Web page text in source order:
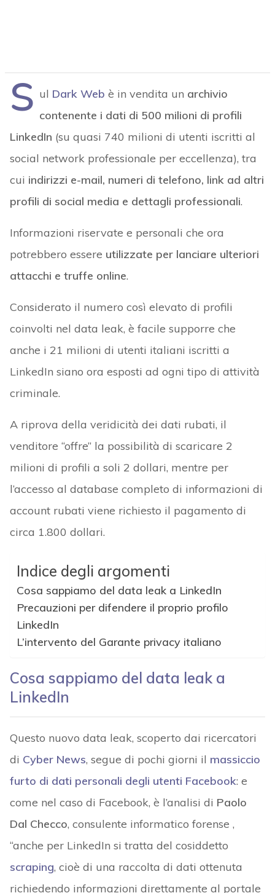
S ul Dark Web è in vendita un archivio
contenente i dati di 500 milioni di profili
LinkedIn (su quasi 740 milioni di utenti iscritti al
social network professionale per eccellenza), tra
cui indirizzi e-mail, numeri di telefono, link ad altri
profili di social media e dettagli professionali.
Informazioni riservate e personali che ora
potrebbero essere utilizzate per lanciare ulteriori
attacchi e truffe online.
Considerato il numero così elevato di profili
coinvolti nel data leak, è facile supporre che
anche i 21 milioni di utenti italiani iscritti a
LinkedIn siano ora esposti ad ogni tipo di attività
criminale.
A riprova della veridicità dei dati rubati, il
venditore “offre” la possibilità di scaricare 2
milioni di profili a soli 2 dollari, mentre per
l’accesso al database completo di informazioni di
account rubati viene richiesto il pagamento di
circa 1.800 dollari.
Indice degli argomenti
Cosa sappiamo del data leak a LinkedIn
Precauzioni per difendere il proprio profilo
LinkedIn
L’intervento del Garante privacy italiano
Cosa sappiamo del data leak a
LinkedIn
Questo nuovo data leak, scoperto dai ricercatori
di Cyber News, segue di pochi giorni il massiccio
furto di dati personali degli utenti Facebook: e
come nel caso di Facebook, è l’analisi di Paolo
Dal Checco, consulente informatico forense ,
“anche per LinkedIn si tratta del cosiddetto
scraping, cioè di una raccolta di dati ottenuta
richiedendo informazioni direttamente al portale